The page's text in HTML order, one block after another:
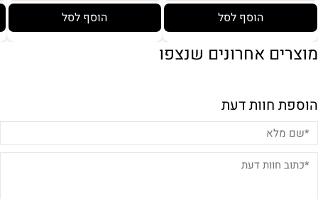
הוסף לסל הוסף לסל
מוצרים אחרונים שנצפו
הוספת חוות דעת